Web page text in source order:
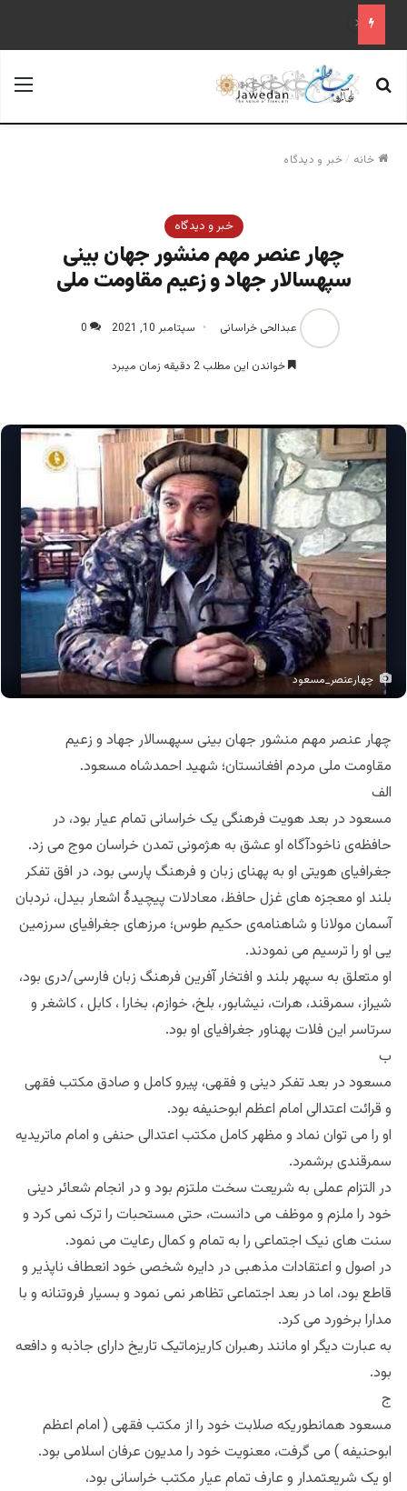
«آینده فدراسیون روسیه پس از پوتین؛ تحلیل یک سناریوی محتمل»
جستجو برای
خانه /خبر و دیدگاه
خبر و دیدگاه
چهار عنصر مهم منشور جهان بینی‌
سپهسالار جهاد و زعیم مقاومت ملی
عبدالحی خراسانی سپتامبر 10, 2021 0
خواندن این مطلب 2 دقیقه زمان میبرد
چهارعنصر_مسعود
چهار عنصر مهم منشور جهان بینی‌ سپهسالار جهاد و زعیم
مقاومت ملی مردم افغانستان؛ شهید احمدشاه مسعود.
الف
مسعود در بعد هویت فرهنگی یک خراسانی تمام عیار بود، در
حافظه‌ی ناخودآگاه او عشق به هژمونی تمدن خراسان موج می زد.
جغرافیای هویتی او به پهنای زبان و فرهنگ پارسی بود، در افق تفکر
بلند او معجزه های غزل حافظ، معادلات پیچیدهٔ اشعار بیدل، نردبان
آسمان مولانا و شاهنامه‌ی حکیم طوس؛ مرزهای جغرافیای سرزمین
یی او را ترسیم می نمودند.
او متعلق به سپهر بلند و افتخار آفرین فرهنگ زبان فارسی/دری بود،
شیراز، سمرقند، هرات، نیشابور، بلخ، خوازم، بخارا ، کابل ، کاشغر و
سرتاسر این فلات پهناور جغرافیای او بود.
ب
مسعود در بعد تفکر دینی و فقهی، پیرو کامل و صادق مکتب فقهی
و قرائت اعتدالی امام اعظم ابوحنیفه بود.
او را می توان نماد و مظهر کامل مکتب اعتدالی حنفی و امام ماتریدیه
سمرقندی برشمرد.
در التزام عملی به شریعت سخت ملتزم بود و در انجام شعائر‌ دینی
خود را ملزم و موظف می دانست، حتی مستحبات را ترک نمی کرد و
سنت های نیک اجتماعی را به تمام و کمال رعایت می نمود.
در اصول و اعتقادات مذهبی در دایره شخصی خود انعطاف ناپذیر و
قاطع بود، اما در بعد اجتماعی تظاهر نمی نمود و بسیار فروتنانه و با
مدارا برخورد می کرد.
به عبارت دیگر او مانند رهبران کاریزماتیک تاریخ دارای جاذبه و دافعه
بود.
ج
مسعود همانطوریکه صلابت خود را از مکتب فقهی ( امام اعظم
ابوحنیفه ) می گرفت، معنویت خود را مدیون عرفان اسلامی بود.
او یک شریعتمدار و عارف تمام عیار مکتب خراسانی بود،